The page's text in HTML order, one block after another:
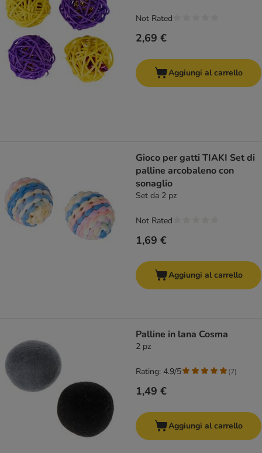
2,69 €
Not Rated
Aggiungi al carrello
Gioco per gatti TIAKI Set di
palline arcobaleno con
sonaglio
Set da 2 pz
1,69 €
Not Rated
Aggiungi al carrello
Palline in lana Cosma
2 pz
1,49 €
Rating: 4.9/5 (7)
Aggiungi al carrello